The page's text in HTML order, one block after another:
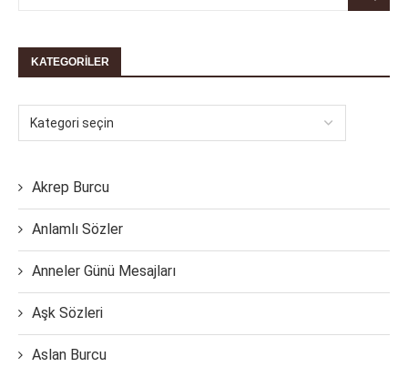
KATEGORILER
Akrep Burcu
Anlamlı Sözler
Anneler Günü Mesajları
Aşk Sözleri
Aslan Burcu